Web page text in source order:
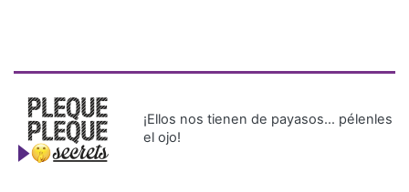
¡Ellos nos tienen de payasos… pélenles
el ojo!